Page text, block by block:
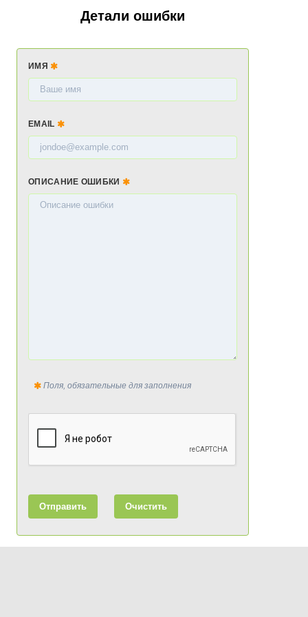
Детали ошибки
ИМЯ
EMAIL
ОПИСАНИЕ ОШИБКИ
Поля, обязательные для заполнения
Отправить Очистить